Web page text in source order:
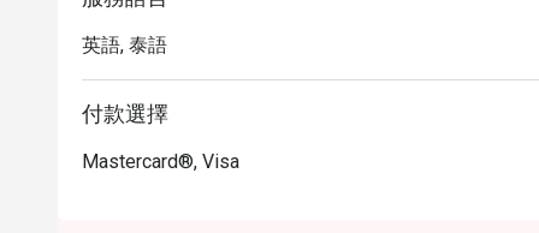
英語, 泰語
付款選擇
Mastercard®, Visa